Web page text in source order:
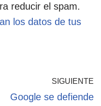
reducir el spam.
los datos de tus
SIGUIENTE
Google se defiende